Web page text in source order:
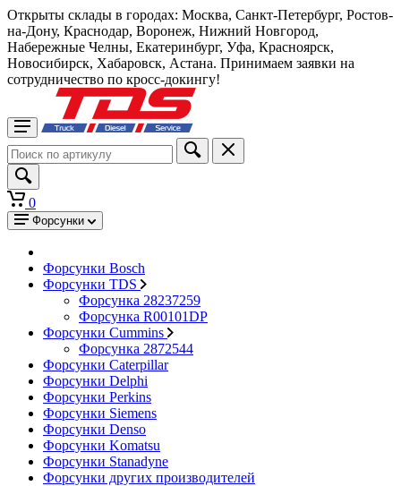
Открыты склады в городах: Москва, Санкт-Петербург, Ростов-
на-Дону, Краснодар, Воронеж, Нижний Новгород,
Набережные Челны, Екатеринбург, Уфа, Красноярск,
Новосибирск, Хабаровск, Астана. Принимаем заявки на
сотрудничество по кросс-докингу!
0
Форсунки
Форсунки Bosch
Форсунки TDS
Форсунка 28237259
Форсунка R00101DP
Форсунки Cummins
Форсунка 2872544
Форсунки Caterpillar
Форсунки Delphi
Форсунки Perkins
Форсунки Siemens
Форсунки Denso
Форсунки Komatsu
Форсунки Stanadyne
Форсунки других производителей